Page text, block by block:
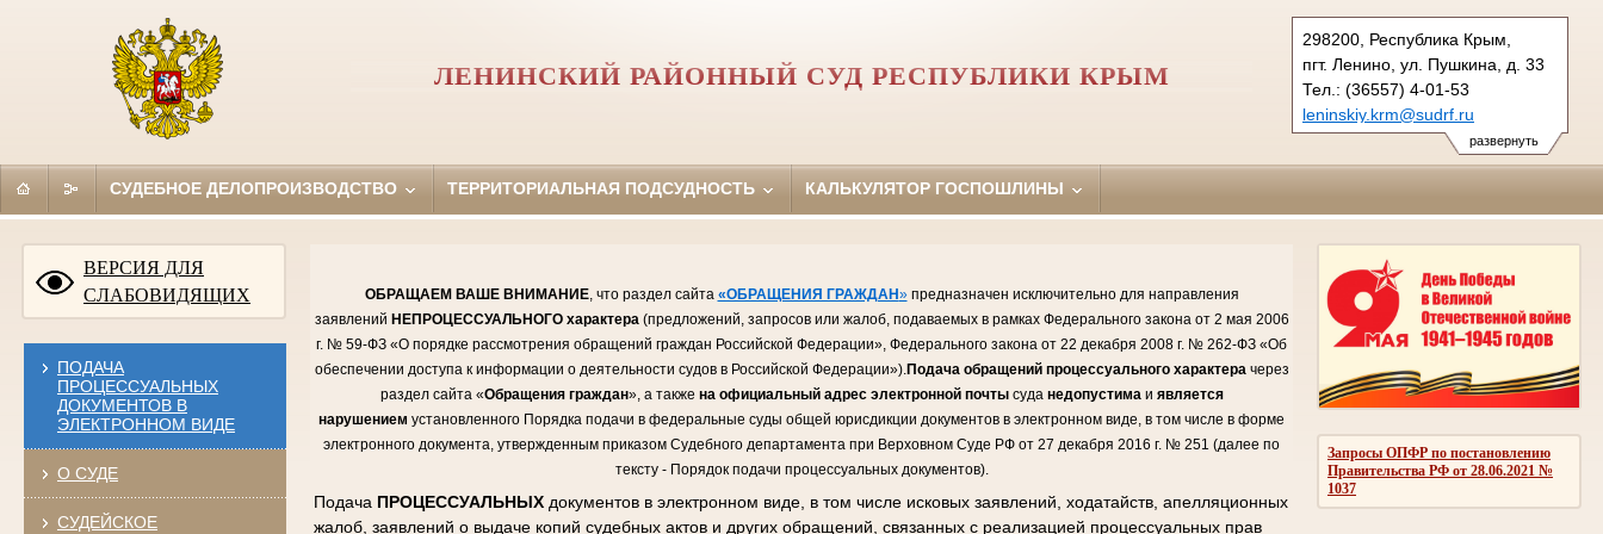
развернуть
298200, Республика Крым,
пгт. Ленино, ул. Пушкина, д. 33
Тел.: (36557) 4-01-53
leninskiy.krm@sudrf.ru
ЛЕНИНСКИЙ РАЙОННЫЙ СУД РЕСПУБЛИКИ КРЫМ
СУДЕБНОЕ ДЕЛОПРОИЗВОДСТВО ТЕРРИТОРИАЛЬНАЯ ПОДСУДНОСТЬ КАЛЬКУЛЯТОР ГОСПОШЛИНЫ
ВЕРСИЯ ДЛЯ
СЛАБОВИДЯЩИХ
ПОДАЧА
ПРОЦЕССУАЛЬНЫХ
ДОКУМЕНТОВ В
ЭЛЕКТРОННОМ ВИДЕ
О СУДЕ
СУДЕЙСКОЕ
Запросы ОПФР по постановлению
Правительства РФ от 28.06.2021 №
1037
ОБРАЩАЕМ ВАШЕ ВНИМАНИЕ, что раздел сайта «ОБРАЩЕНИЯ ГРАЖДАН»предназначен исключительно для направления
заявлений НЕПРОЦЕССУАЛЬНОГО характера (предложений, запросов или жалоб, подаваемых в рамках Федерального закона от 2 мая 2006
г. № 59-ФЗ «О порядке рассмотрения обращений граждан Российской Федерации», Федерального закона от 22 декабря 2008 г. № 262-ФЗ «Об
обеспечении доступа к информации о деятельности судов в Российской Федерации»).Подача обращений процессуального характера через
раздел сайта «Обращения граждан», а также на официальный адрес электронной почты суда недопустима и является
нарушением установленного Порядка подачи в федеральные суды общей юрисдикции документов в электронном виде, в том числе в форме
электронного документа, утвержденным приказом Судебного департамента при Верховном Суде РФ от 27 декабря 2016 г. № 251 (далее по
тексту - Порядок подачи процессуальных документов).
Подача ПРОЦЕССУАЛЬНЫХдокументов в электронном виде, в том числе исковых заявлений, ходатайств, апелляционных
жалоб, заявлений о выдаче копий судебных актов и других обращений, связанных с реализацией процессуальных прав